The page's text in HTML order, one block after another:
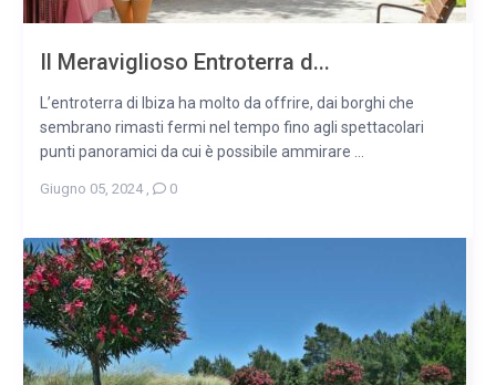
Il Meraviglioso Entroterra d...
L’entroterra di Ibiza ha molto da offrire, dai borghi che
sembrano rimasti fermi nel tempo fino agli spettacolari
punti panoramici da cui è possibile ammirare ...
Giugno 05, 2024, 0